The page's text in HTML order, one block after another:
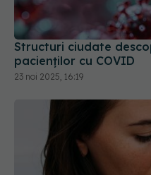
pacienților cu COVID
23 noi 2025, 16:19